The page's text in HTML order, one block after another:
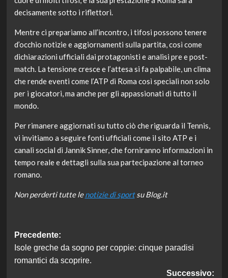
decisamente sotto i riflettori.
Mentre ci prepariamo all’incontro, i tifosi possono tenere
d’occhio notizie e aggiornamenti sulla partita, così come
dichiarazioni ufficiali dai protagonisti e analisi pre e post-
match. La tensione cresce e l’attesa si fa palpabile, un clima
che rende eventi come l’ATP di Roma così speciali non solo
per i giocatori, ma anche per gli appassionati di tutto il
mondo.
Per rimanere aggiornati su tutto ciò che riguarda il Tennis,
vi invitiamo a seguire fonti ufficiali come il sito ATP e i
canali social di Jannik Sinner, che forniranno informazioni in
tempo reale e dettagli sulla sua partecipazione al torneo
romano.
Non perderti tutte lenotizie di sportsu Blog.it
Navigazione
articolo
Precedente:
Isole greche da sogno per coppie: cinque paradisi
romantici da scoprire.
Successivo: